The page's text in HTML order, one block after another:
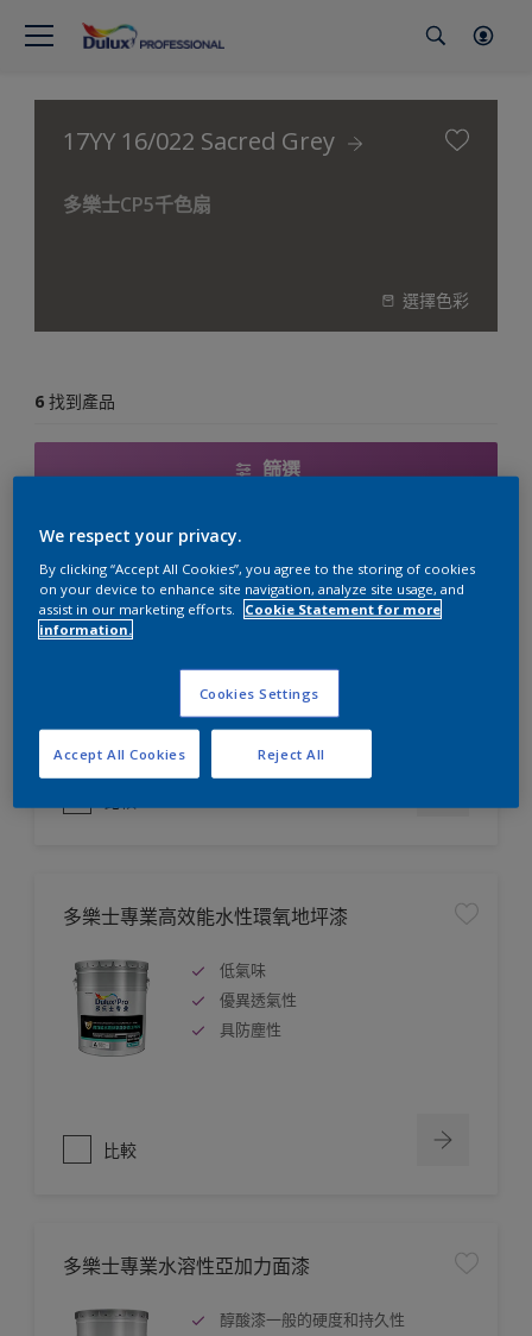
17YY 16/022 Sacred Grey
多樂士CP5千色扇
選擇色彩
6 找到產品
篩選
多樂士晴雨漆
優質的防霉和抗鹼功能
多樂士專業高效能水性環氧地坪漆
低氣味
優異透氣性
具防塵性
比較
多樂士專業水溶性亞加力面漆
醇酸漆一般的硬度和持久性
We respect your privacy.
By clicking “Accept All Cookies”, you agree to the storing of cookies
on your device to enhance site navigation, analyze site usage, and
assist in our marketing efforts. Cookie Statement for more
information.
Cookies Settings
Reject All
Accept All Cookies